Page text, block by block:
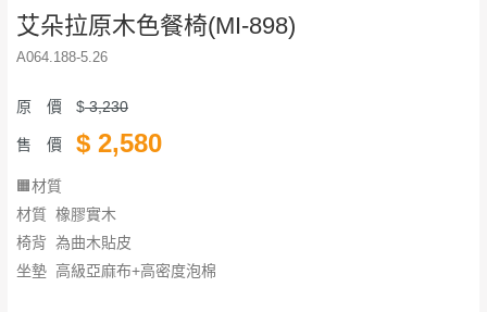
艾朵拉原木色餐椅(MI-898)
A064.188-5.26
原 價 $3,230
售 價 $ 2,580
🟧材質
材質 橡膠實木
椅背 為曲木貼皮
坐墊 高級亞麻布+高密度泡棉